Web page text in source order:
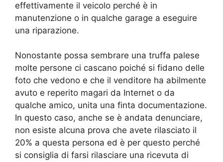
effettivamente il veicolo perché è in
manutenzione o in qualche garage a eseguire
una riparazione.
Nonostante possa sembrare una truffa palese
molte persone ci cascano poiché si fidano delle
foto che vedono e che il venditore ha abilmente
avuto e reperito magari da Internet o da
qualche amico, unita una finta documentazione.
In questo caso, anche se è andata denunciare,
non esiste alcuna prova che avete rilasciato il
20% a questa persona ed è per questo perché
si consiglia di farsi rilasciare una ricevuta di